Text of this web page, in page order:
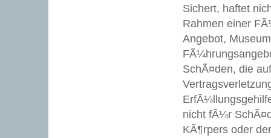
Sichert, haftet
Rahmen einer
Angebot,
SchÃ¤den, die
nicht fÃ¼r
KÃ¶rpers oder